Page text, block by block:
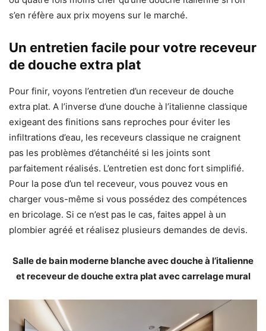
s’en réfère aux prix moyens sur le marché.
Un entretien facile pour votre receveur
de douche extra plat
Pour finir, voyons l’entretien d’un receveur de douche
extra plat. A l’inverse d’une douche à l’italienne classique
exigeant des finitions sans reproches pour éviter les
infiltrations d’eau, les receveurs classique ne craignent
pas les problèmes d’étanchéité si les joints sont
parfaitement réalisés. L’entretien est donc fort simplifié.
Pour la pose d’un tel receveur, vous pouvez vous en
charger vous-même si vous possédez des compétences
en bricolage. Si ce n’est pas le cas, faites appel à un
plombier agréé et réalisez plusieurs demandes de devis.
Salle de bain moderne blanche avec douche à l’italienne
et receveur de douche extra plat avec carrelage mural